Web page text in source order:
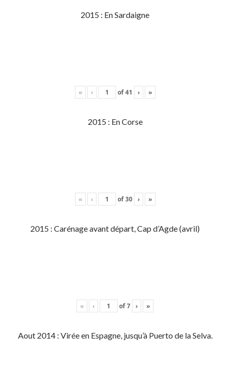
2015 : En Sardaigne
« ‹ of41 › »
2015 : En Corse
« ‹ of30 › »
2015 : Carénage avant départ, Cap d’Agde (avril)
« ‹ of7 › »
Aout 2014 : Virée en Espagne, jusqu’à Puerto de la Selva.